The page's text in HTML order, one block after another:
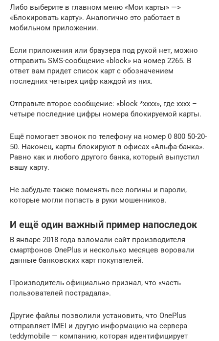
Либо выберите в главном меню «Мои карты» —>
«Блокировать карту». Аналогично это работает в
мобильном приложении.
Если приложения или браузера под рукой нет, можно
отправить SMS-сообщение «block» на номер 2265. В
ответ вам придет список карт с обозначением
последних четырех цифр каждой из них.
Отправьте второе сообщение: «block *xxxx», где хххх –
четыре последние цифры номера блокируемой карты.
Ещё помогает звонок по телефону на номер 0 800 50-20-
50. Наконец, карты блокируют в офисах «Альфа-банка».
Равно как и любого другого банка, который выпустил
вашу карту.
Не забудьте также поменять все логины и пароли,
которые могли попасть в руки мошенников.
И ещё один важный пример напоследок
В январе 2018 года взломали сайт производителя
смартфонов OnePlus и несколько месяцев воровали
данные банковских карт покупателей.
Производитель официально признал, что «часть
пользователей пострадала».
Другие файлы позволили установить, что OnePlus
отправляет IMEI и другую информацию на сервера
teddymobile — компанию, которая идентифицирует